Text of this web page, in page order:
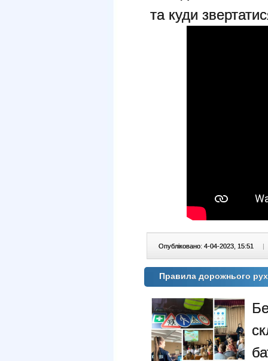
та куди
Опубліковано: 4-04-2023, 15:51 |
Правила дорожнього